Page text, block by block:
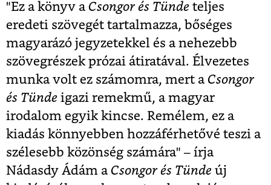
"Ez a könyv a Csongor és Tünde teljes
eredeti szövegét tartalmazza, bőséges
magyarázó jegyzetekkel és a nehezebb
szövegrészek prózai átiratával. Élvezetes
munka volt ez számomra, mert a Csongor
és Tünde igazi remekmű, a magyar
irodalom egyik kincse. Remélem, ez a
kiadás könnyebben hozzáférhetővé teszi a
szélesebb közönség számára" – írja
Nádasdy Ádám a Csongor és Tünde új